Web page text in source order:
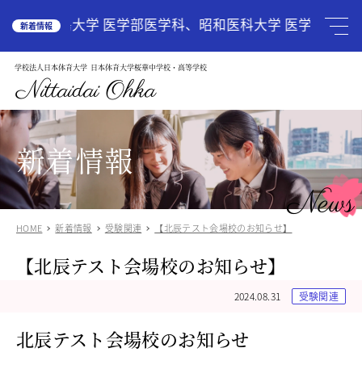
新着情報広島大学 医学部医学科、昭和医科大学 医学部医学
学校法人日本体育大学 日本体育大学桜華中学校・高等学校
Nittaidai Ohka
HOME
学校案内
教育理念
ご挨拶
グランドデザイン
施設紹介
学校紹介動画
アクセス
受験生の方へ Admission
中学入試関連
高校入試関係
中学校
新着情報
News
HOME 新着情報 受験関連 【北辰テスト会場校のお知らせ】
【北辰テスト会場校のお知らせ】
2024.08.31 受験関連
北辰テスト会場校のお知らせ